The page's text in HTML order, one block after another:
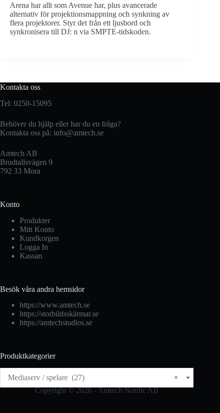
Arena har allt som Avenue har, plus avancerade
alternativ för projektionsmappning och synkning av
flera projektorer. Styr det från ett ljusbord och
synkronisera till DJ: n via SMPTE-tidskoden.
Kontakta oss
Tel: 0250-15095
Behöver du hjälp eller har du en fråga?
Kontakta oss på: info@amtech.se
Amtech AB
Brudtallsvägen 9
792 33 Mora
Konto
Produkter
Mitt Konto
Kundkorgen
Logga In
Kassan
Besök våra andra hemsidor
https://www.amtech.se
https://storbildsskärmar.se
https://amtechstudios.se
Produktkategorier
×
Mediaserv / spelare (27)
Copyright © 2026 - Amtech Nordic AB